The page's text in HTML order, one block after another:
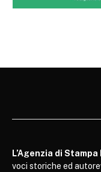
L’Agenzia di
voci storiche ed